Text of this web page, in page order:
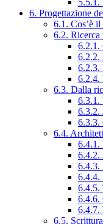
6. Progettazione
6.1. Cos’è
6.2. Ricerca
6.2.1.
6.2.2.
6.2.3.
6.2.4.
6.3. Dalla
6.3.1.
6.3.2.
6.3.3.
6.4.
6.4.1.
6.4.2.
6.4.3.
6.4.4.
6.4.5.
6.4.6.
6.4.7.
6.5.